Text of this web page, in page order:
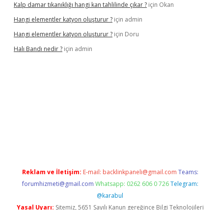
Kalp damar tıkanıklığı hangi kan tahlilinde çıkar ? için Okan
Hangi elementler katyon oluşturur ? için admin
Hangi elementler katyon oluşturur ? için Doru
Halı Bandı nedir ? için admin
Reklam ve İletişim: E-mail: backlinkpaneli@gmail.com Teams:
forumhizmeti@gmail.com Whatsapp: 0262 606 0 726 Telegram:
@karabul
Yasal Uyarı: Sitemiz, 5651 Sayılı Kanun gereğince Bilgi Teknolojileri